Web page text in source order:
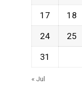
17 18
24 25
31
« Jul